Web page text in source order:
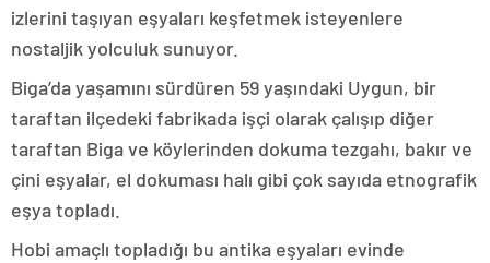
izlerini taşıyan eşyaları keşfetmek isteyenlere
nostaljik yolculuk sunuyor.
Biga’da yaşamını sürdüren 59 yaşındaki Uygun, bir
taraftan ilçedeki fabrikada işçi olarak çalışıp diğer
taraftan Biga ve köylerinden dokuma tezgahı, bakır ve
çini eşyalar, el dokuması halı gibi çok sayıda etnografik
eşya topladı.
Hobi amaçlı topladığı bu antika eşyaları evinde